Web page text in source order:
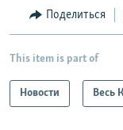
Поделиться
This item is part of
Новости Весь